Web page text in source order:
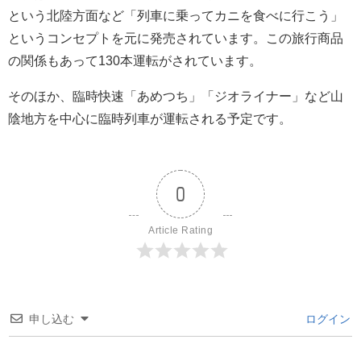
という北陸方面など「列車に乗ってカニを食べに行こう」
というコンセプトを元に発売されています。この旅行商品
の関係もあって130本運転がされています。
そのほか、臨時快速「あめつち」「ジオライナー」など山
陰地方を中心に臨時列車が運転される予定です。
0
Article Rating
申し込む ログイン